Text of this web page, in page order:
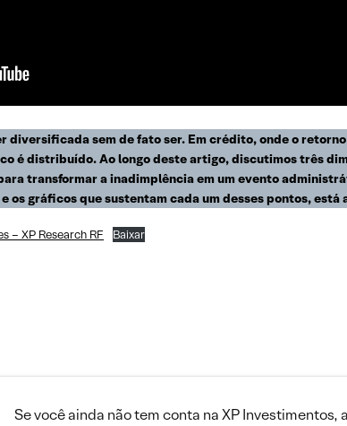
sem de fato ser. Em crédito, onde o
é distribuído. Ao longo deste artigo, discutimos três
transformar a inadimplência em um evento
os gráficos que sustentam cada um desses pontos,
– XP Research RF Baixar
Se você ainda não tem conta na XP Investimentos,